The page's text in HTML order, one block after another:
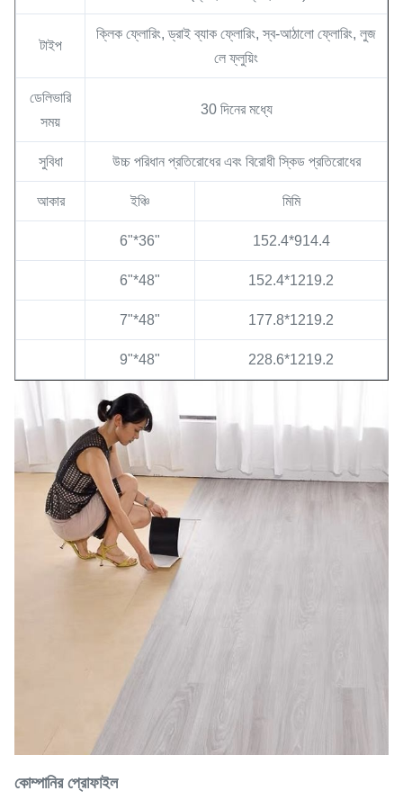
টাইপ
ক্লিক ফ্লোরিং, ড্রাই ব্যাক ফ্লোরিং, স্ব-আঠালো ফ্লোরিং, লুজ
লে ফ্লুয়িং
ডেলিভারি
সময়
30 দিনের মধ্যে
সুবিধা উচ্চ পরিধান প্রতিরোধের এবং বিরোধী স্কিড প্রতিরোধের
আকার ইঞ্চি মিমি
6"*36" 152.4*914.4
6"*48" 152.4*1219.2
7"*48" 177.8*1219.2
9"*48" 228.6*1219.2
কোম্পানির প্রোফাইল